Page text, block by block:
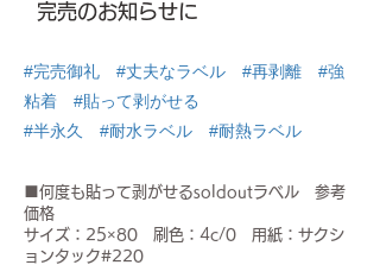
完売のお知らせに
#完売御礼 #丈夫なラベル #再剥離 #強
粘着 #貼って剥がせる
#半永久 #耐水ラベル #耐熱ラベル
■何度も貼って剥がせるsoldoutラベル 参考
価格
サイズ：25×80 刷色：4c/0 用紙：サクシ
ョンタック#220